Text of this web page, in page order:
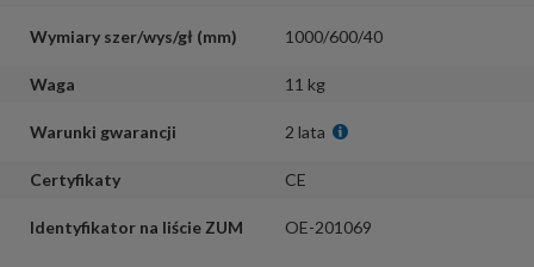
Wymiary szer/wys/gł (mm) 1000/600/40
Waga 11 kg
Warunki gwarancji 2 lata
Certyfikaty CE
Identyfikator na liście ZUM OE-201069